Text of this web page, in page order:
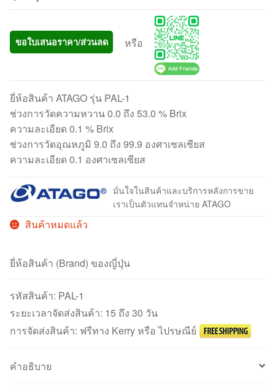
ขอใบเสนอราคา/ส่วนลด หรือ
ยี่ห้อสินค้า ATAGO รุ่น PAL-1
ช่วงการวัดความหวาน 0.0 ถึง 53.0 % Brix
ความละเอียด 0.1 % Brix
ช่วงการวัดอุณหภูมิ 9.0 ถึง 99.9 องศาเซลเซียส
ความละเอียด 0.1 องศาเซลเซียส
มั่นใจในสินค้าและบริการหลังการขาย
เราเป็นตัวแทนจำหน่าย ATAGO
สินค้าหมดแล้ว
ยี่ห้อสินค้า (Brand) ของญี่ปุ่น
รหัสสินค้า: PAL-1
ระยะเวลาจัดส่งสินค้า: 15 ถึง 30 วัน
การจัดส่งสินค้า: ฟรีทาง Kerry หรือ ไปรษณีย์
คำอธิบาย